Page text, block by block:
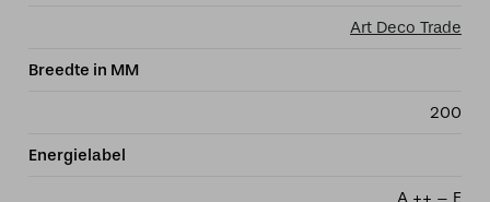
Art Deco Trade
Breedte in MM
200
Energielabel
A ++ – E